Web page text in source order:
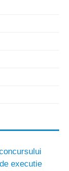
executie